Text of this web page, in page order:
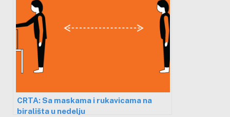
CRTA: Sa maskama i rukavicama na
birališta u nedelju